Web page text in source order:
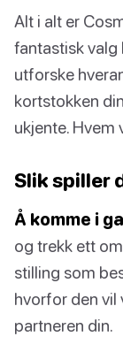
Alt i alt er
fantastisk valg
utforske
kortstokken
ukjente. Hvem
Slik spiller
Å komme i
og trekk ett
stilling som
hvorfor den
partneren din.